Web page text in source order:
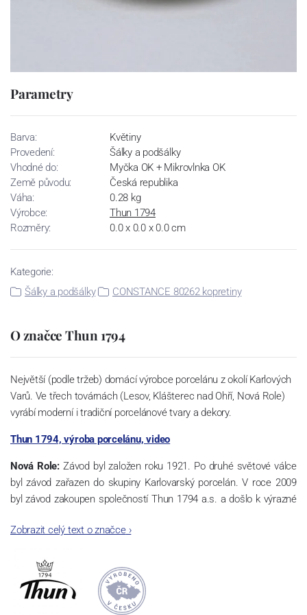
Parametry
Barva:
Květiny
Provedení:
Šálky a podšálky
Vhodné do:
Myčka OK + Mikrovlnka OK
Země původu:
Česká republika
Váha:
0.28 kg
Výrobce:
Thun 1794
Rozměry:
0.0 x 0.0 x 0.0 cm
Kategorie:
Šálky a podšálky
CONSTANCE 80262 kopretiny
O značce Thun 1794
Největší (podle tržeb) domácí výrobce porcelánu z okolí Karlových
Varů. Ve třech továrnách (Lesov, Klášterec nad Ohří, Nová Role)
vyrábí moderní i tradiční porcelánové tvary a dekory.
Thun 1794, výroba porcelánu, video
Nová Role: Závod byl založen roku 1921. Po druhé světové válce
byl závod zařazen do skupiny Karlovarský porcelán. V roce 2009
byl závod zakoupen společností Thun 1794 a.s. a došlo k výrazné
společnosti a v jejím areálu jsou umístěny i provoz servis a výroba
a ve své výrobě navazuje na více jak 220-letou tradici výroby
porcelánu. Kapacita tohoto závodu je 3.500 - 4.000 tun ročně,
závod je vybaven moderními technologickými zařízeními -
Zobrazit celý text o značce›